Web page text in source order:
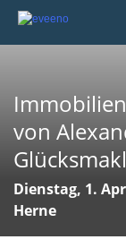
von
Dienstag, 1.
Herne